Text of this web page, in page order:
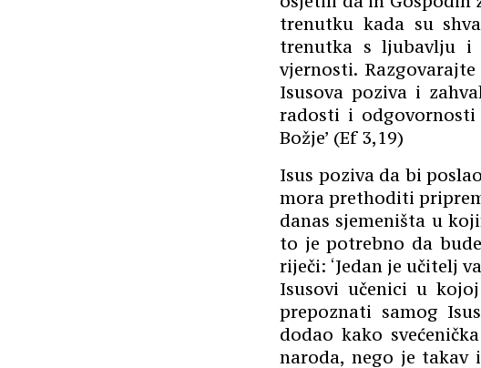
trenutku kada su
trenutka s ljubavlju i
vjernosti.
Isusova poziva i
radosti i odgovornosti
Božje’ (Ef 3,19)
Isus poziva da bi
mora prethoditi
danas sjemeništa u
to je potrebno da
riječi: ‘Jedan je učitelj
Isusovi učenici u
prepoznati samog
dodao kako
naroda, nego je takav